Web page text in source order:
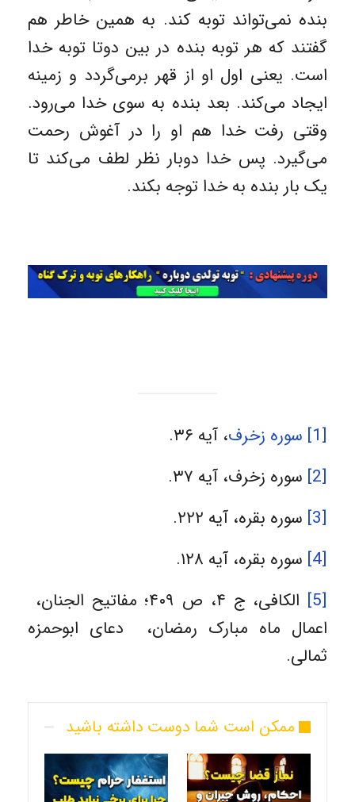
بنده نمی‌تواند توبه کند. به همین خاطر هم
گفتند که هر توبه بنده در بین دوتا توبه خدا
است. یعنی اول او از قهر برمی‌گردد و زمینه
ایجاد می‌کند. بعد بنده به سوی خدا می‌رود.
وقتی رفت خدا هم او را در آغوش رحمت
می‌گیرد. پس خدا دوبار نظر لطف می‌کند تا
یک بار بنده به خدا توجه بکند.
[1] سوره زخرف، آیه ۳۶.
[2]
سوره زخرف، آیه ۳۷.
[3]
سوره بقره، آیه ۲۲۲.
[4]
سوره بقره، آیه ۱۲۸.
[5]
الکافی، ج ۴، ص ۴۰۹؛ مفاتیح الجنان،
اعمال ماه مبارک رمضان، دعای ابوحمزه
ثمالی.
ممکن است شما دوست داشته باشید